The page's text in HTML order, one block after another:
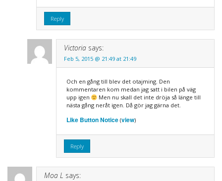
Reply
Victoria says:
Feb 5, 2015 @ 21:49 at 21:49
Och en gång till blev det otajming. Den
kommentaren kom medan jag satt i bilen på väg
upp igen
Men nu skall det inte dröja så länge till
nästa gång neråt igen. Då gör jag gärna det.
Like Button Notice(view)
Reply
Moa L says: